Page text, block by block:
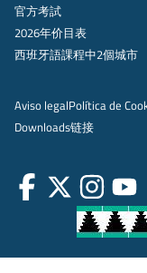
官方考試
2026年价目表
西班牙語課程中2個城市
Aviso legalPolítica de
Downloads链接